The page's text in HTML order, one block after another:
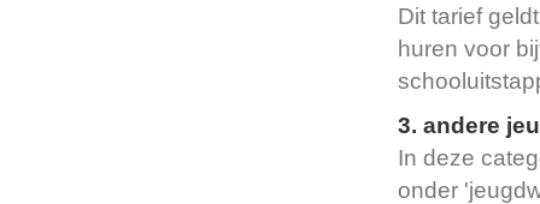
Dit tarief
huren voor
3. andere
In deze
onder